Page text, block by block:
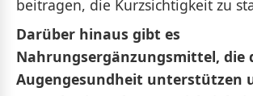
beitragen, die Kurzsichtigkeit zu
Darüber hinaus gibt es
Nahrungsergänzungsmittel, die
Augengesundheit unterstützen